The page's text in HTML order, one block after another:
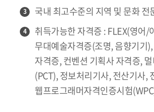
3 국내 최고수준의 지역 및 문화
4
취득가능한 자격증 : FLEX(영어
무대예술자격증(조명, 음향기기
자격증, 컨벤션 기획사 자격증,
(PCT), 정보처리기사, 전산기사,
웹프로그래머자격인증시험